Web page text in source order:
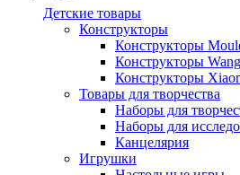
Детские товары
Конструкторы
Конструкторы
Конструкторы
Конструкторы
Товары для творчества
Наборы для
Наборы для
Канцелярия
Игрушки